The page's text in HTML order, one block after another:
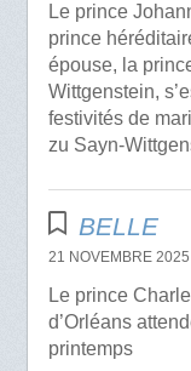
Le prince
prince
épouse, la
Wittgenstein,
festivités de
zu Sayn-
BELLE
21 NOVEMBRE
Le prince
d’Orléans
printemps